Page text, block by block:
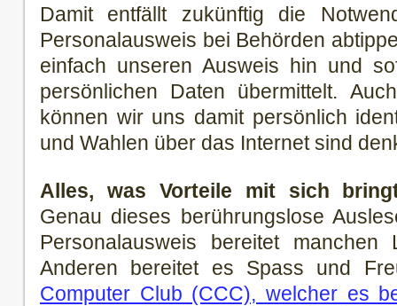
Damit entfällt zukünftig die
Personalausweis bei Behörden
einfach unseren Ausweis hin und
persönlichen Daten übermittelt.
können wir uns damit persönlich
und Wahlen über das Internet sind
Alles, was Vorteile mit sich
Genau dieses berührungslose
Personalausweis bereitet manchen
Anderen bereitet es Spass und
Computer Club (CCC), welcher es